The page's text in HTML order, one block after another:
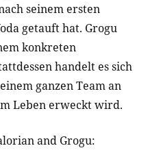
seinem ersten
getauft hat. Grogu
konkreten
handelt es sich
ganzen Team an
Leben erweckt wird.
and Grogu: